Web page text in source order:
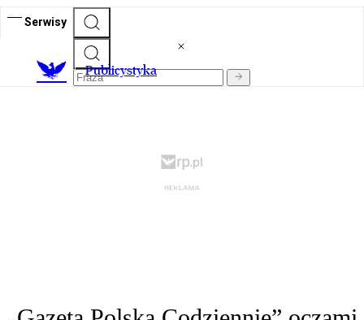
Serwisy
Publicystyka